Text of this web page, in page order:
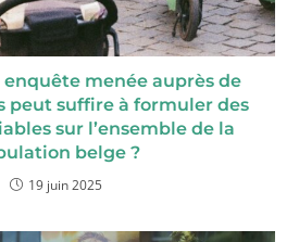
menée auprès de
peut suffire à formuler des
sur l’ensemble de la
belge ?
19 juin 2025